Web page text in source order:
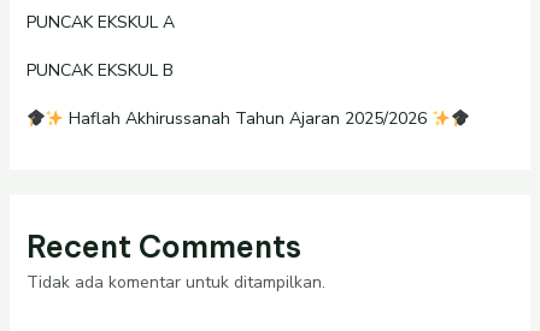
PUNCAK EKSKUL A
PUNCAK EKSKUL B
Haflah Akhirussanah Tahun Ajaran 2025/2026
Recent Comments
Tidak ada komentar untuk ditampilkan.